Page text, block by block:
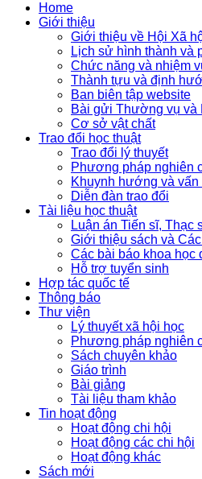
Home
Giới thiệu
Giới thiệu về Hội Xã
Lịch sử hình thành và
Chức năng và nhiệm
Thành tựu và định
Ban biên tập website
Bài gửi Thường vụ và
Cơ sở vật chất
Trao đổi học thuật
Trao đổi lý thuyết
Phương pháp nghiên
Khuynh hướng và
Diễn đàn trao đổi
Tài liệu học thuật
Luận án Tiến sĩ, Thạc
Giới thiệu sách và
Các bài báo khoa học
Hỗ trợ tuyển sinh
Hợp tác quốc tế
Thông báo
Thư viện
Lý thuyết xã hội học
Phương pháp nghiên
Sách chuyên khảo
Giáo trình
Bài giảng
Tài liệu tham khảo
Tin hoạt động
Hoạt động chi hội
Hoạt động các chi hội
Hoạt động khác
Sách mới